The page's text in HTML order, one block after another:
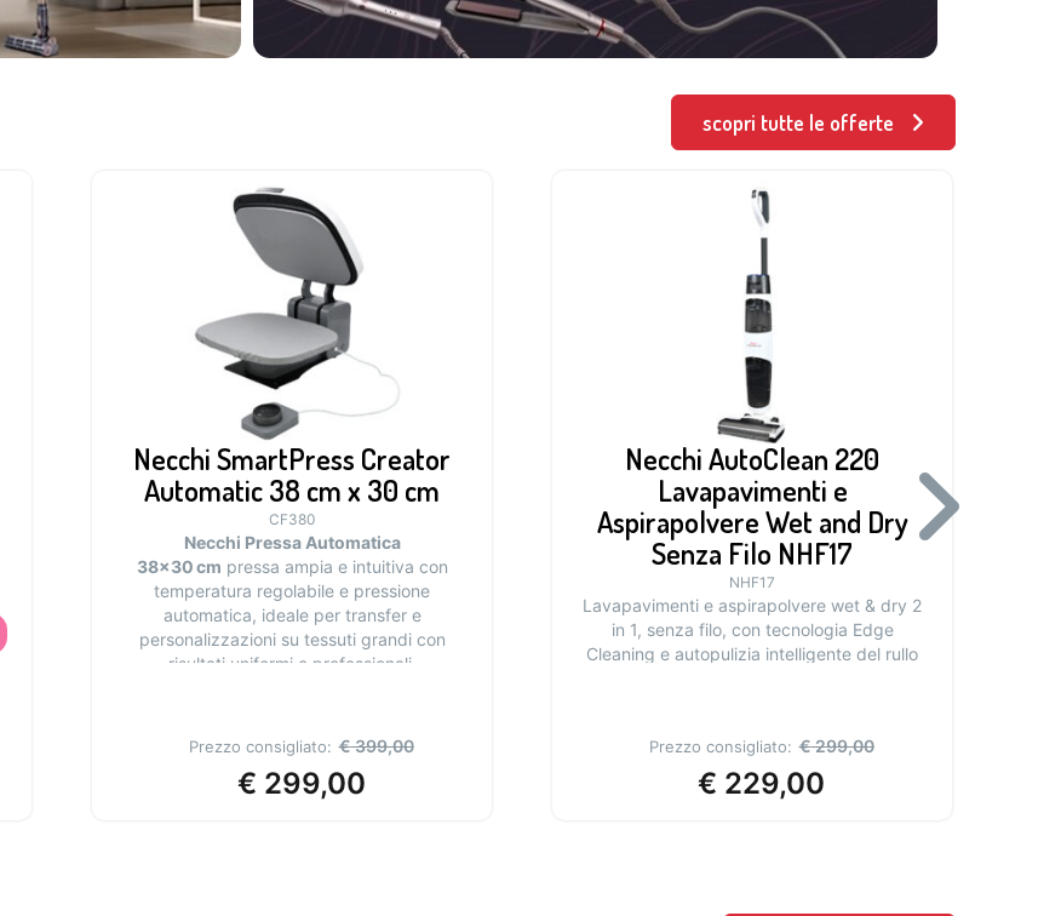
scopri tutte le offerte
Necchi SmartPress Creator
Automatic 38 cm x 30 cm
CF380
Necchi Pressa Automatica
38×30 cm pressa ampia e intuitiva con
temperatura regolabile e pressione
automatica, ideale per transfer e
personalizzazioni su tessuti grandi con
risultati uniformi e professionali.
Prezzo consigliato: €399,00
€ 299,00
Necchi AutoClean 220
Lavapavimenti e
Aspirapolvere Wet and Dry
Senza Filo NHF17
NHF17
Lavapavimenti e aspirapolvere wet & dry 2
in 1, senza filo, con tecnologia Edge
Cleaning e autopulizia intelligente del rullo
Prezzo consigliato: €299,00
€ 229,00